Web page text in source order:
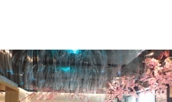
en Sant Boi de